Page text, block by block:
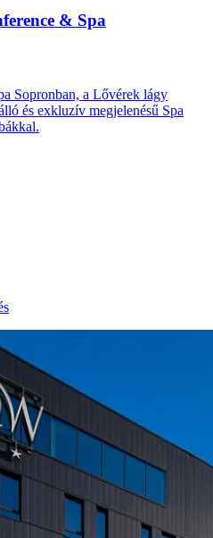
& Spa
Sopronban, a Lővérek lágy
és exkluzív megjelenésű Spa